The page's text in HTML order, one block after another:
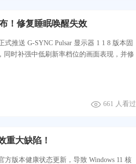
！修复睡眠唤醒失效
推送 G-SYNC Pulsar 显示器 1 1 8 版本固
时补强中低刷新率档位的画面表现，并修
661 人看过
重大缺陷！
版本健康状态更新，导致 Windows 11 核